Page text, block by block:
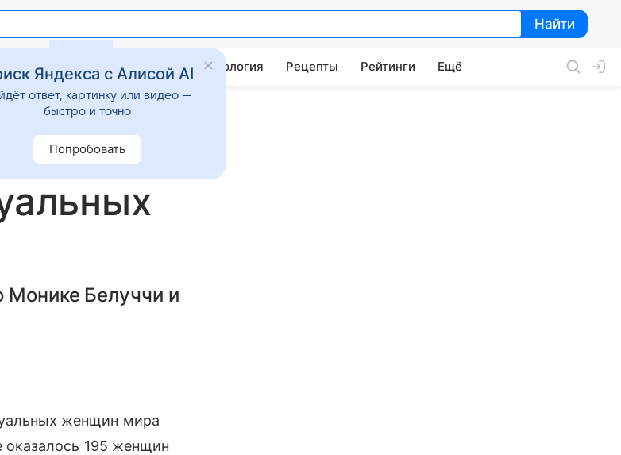
Найти
Найти
Гороскопы Стиль жизни Психология Рецепты Рейтинги Ещё
Белуччи и
женщин мира
оказалось 195 женщин
Яндекса с Алисой AI
ответ, картинку или видео —
быстро и точно
Попробовать